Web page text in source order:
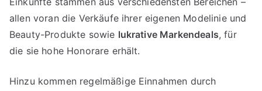
allen voran die Verkäufe ihrer eigenen Modelinie und
Beauty-Produkte sowie lukrative Markendeals, für
die sie hohe Honorare erhält.
Hinzu kommen regelmäßige Einnahmen durch